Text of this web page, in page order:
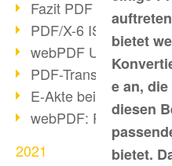
Fazit PDF Days 2021
PDF/X-6 ISO-Norm
webPDF Update
PDF-Transparenz
E-Akte bei Behörden
webPDF: PDF-
2021
bietet
e an,
diesen
bietet.